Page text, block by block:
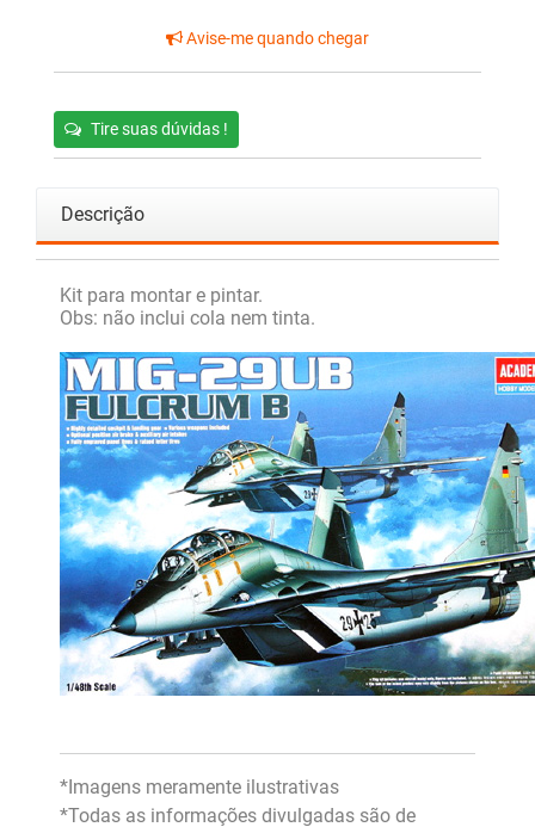
Avise-me quando chegar
Tire suas dúvidas !
Descrição
Kit para montar e pintar.
Obs: não inclui cola nem tinta.
*Imagens meramente ilustrativas
*Todas as informações divulgadas são de